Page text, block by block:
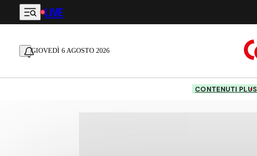
Vai al contenuto principale
LIVE
GIOVEDÌ 6 AGOSTO 2026
CONTENUTI PLUS